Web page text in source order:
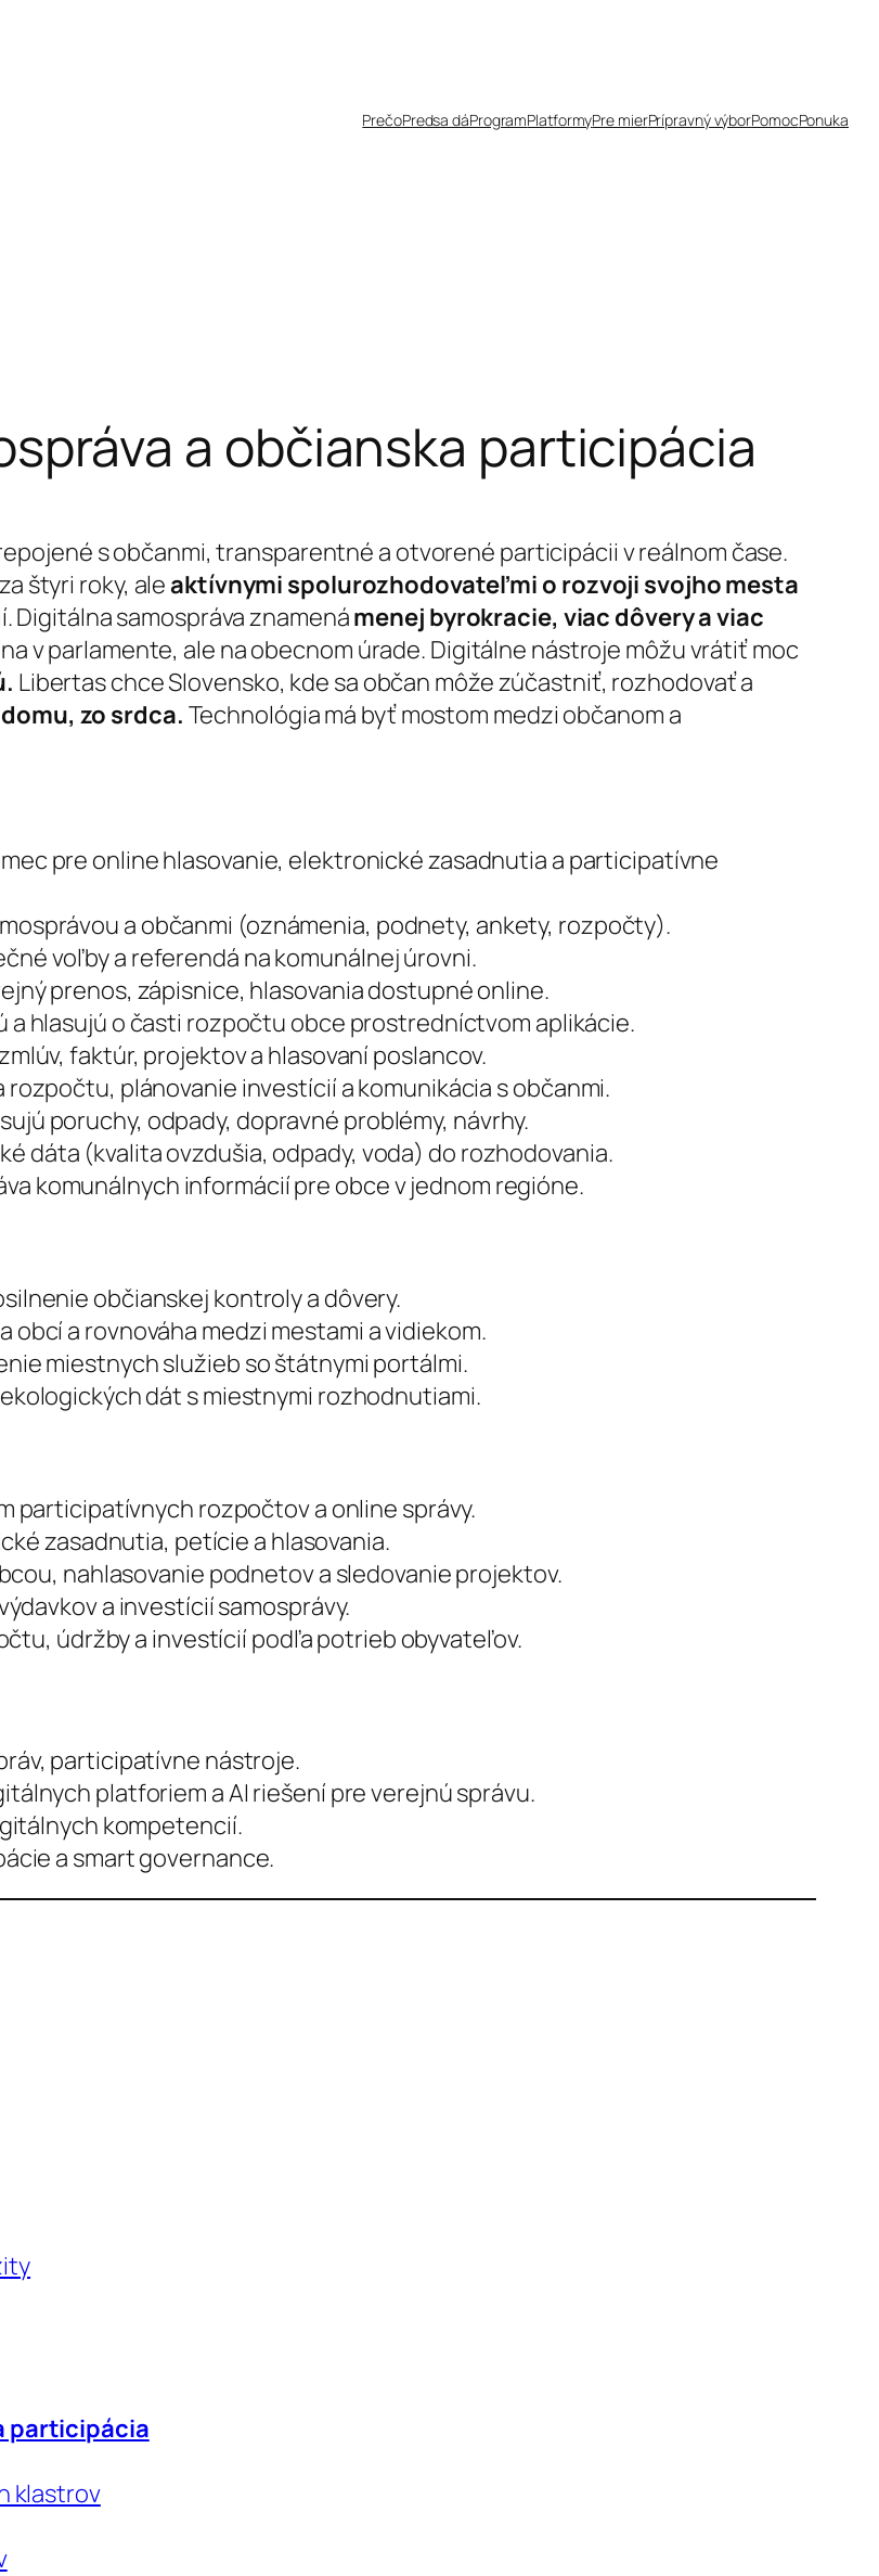
PrečoPredsa dáProgramPlatformyPre mierPrípravný výborPomocPonuka
a občianska participácia
s občanmi, transparentné a otvorené participácii v reálnom čase.
štyri roky, aleaktívnymi spolurozhodovateľmi o rozvoji svojho mesta
samospráva znamenámenej byrokracie, viac dôvery a viac
v parlamente, ale na obecnom úrade. Digitálne nástroje môžu vrátiť moc
Libertas chce Slovensko, kde sa občan môže zúčastniť, rozhodovať a
zo srdca. Technológia má byť mostom medzi občanom a
pre online hlasovanie, elektronické zasadnutia a participatívne
a občanmi (oznámenia, podnety, ankety, rozpočty).
voľby a referendá na komunálnej úrovni.
prenos, zápisnice, hlasovania dostupné online.
a hlasujú o časti rozpočtu obce prostredníctvom aplikácie.
faktúr, projektov a hlasovaní poslancov.
plánovanie investícií a komunikácia s občanmi.
poruchy, odpady, dopravné problémy, návrhy.
dáta (kvalita ovzdušia, odpady, voda) do rozhodovania.
komunálnych informácií pre obce v jednom regióne.
občianskej kontroly a dôvery.
obcí a rovnováha medzi mestami a vidiekom.
miestnych služieb so štátnymi portálmi.
dát s miestnymi rozhodnutiami.
participatívnych rozpočtov a online správy.
zasadnutia, petície a hlasovania.
nahlasovanie podnetov a sledovanie projektov.
a investícií samosprávy.
údržby a investícií podľa potrieb obyvateľov.
participatívne nástroje.
platforiem a AI riešení pre verejnú správu.
kompetencií.
a smart governance.
participácia
klastrov